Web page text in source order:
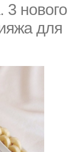
3 нового
для